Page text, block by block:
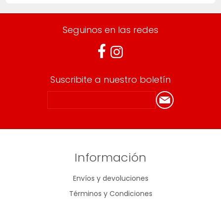
Seguinos en las redes
Suscribite a nuestro boletín
Información
Envíos y devoluciones
Términos y Condiciones